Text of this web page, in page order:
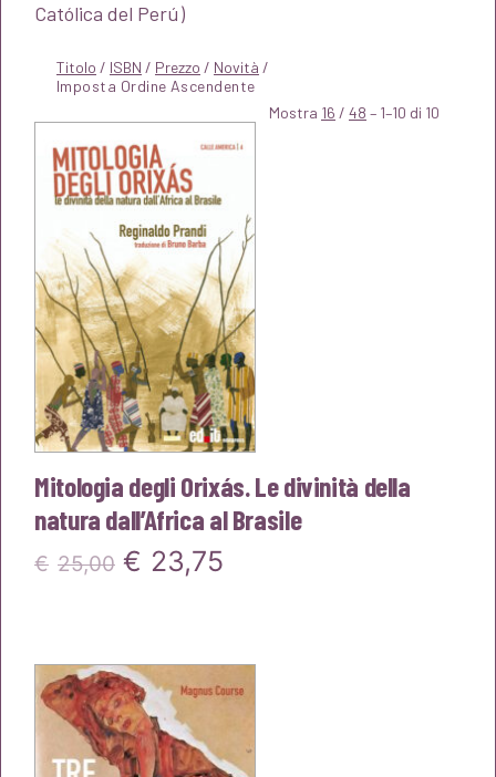
Católica del Perú)
Titolo / ISBN / Prezzo / Novità /
Mostra 16 / 48 – 1–10 di 10
Mitologia degli Orixás. Le divinità della
natura dall’Africa al Brasile
€ 25,00 Il
era:
€25,00.
€ 23,75
è: